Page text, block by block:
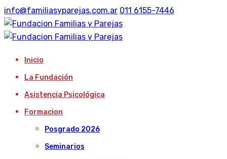
info@familiasyparejas.com.ar 011 6155-7446
Inicio
La Fundación
Asistencia Psicológica
Formacion
Posgrado 2026
Seminarios